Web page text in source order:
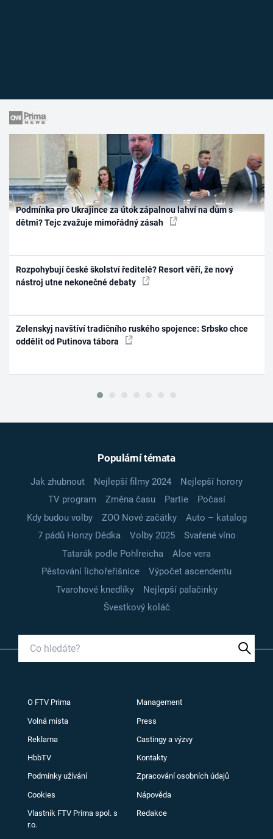
Podmínka pro Ukrajince za útok zápalnou lahví na dům s
dětmi? Tejc zvažuje mimořádný zásah
Rozpohybují české školství ředitelé? Resort věří, že nový
nástroj utne nekonečné debaty
Zelenskyj navštíví tradičního ruského spojence: Srbsko chce
oddělit od Putinova tábora
Populární témata
Jak zhubnout Nejlepší filmy 2024
Nejlepší horory
TV program
Změna času Partie
Počasí
Kdy budou volby
ZOO Nové začátky
Auto – katalog
7 pádů Honzy Dědka
Volby 2025
Svařené víno
Tatarák podle Pohlreicha
Aloe vera
Pěstování lichořeřišnice
Výpočet ascendentu
Tvarohové knedlíky
Nejlepší palačinky
Švestkový koláč
O FTV Prima Management
Volná místa Press
Reklama Castingy a výzvy
HbbTV Kontakty
Podmínky užívání Zpracování osobních údajů
Cookies Nápověda
Vlastník FTV Prima spol. s
r.o.
Redakce